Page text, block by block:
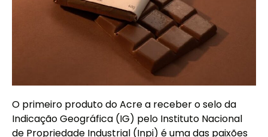
O primeiro produto do Acre a receber o selo da
Indicação Geográfica (IG) pelo Instituto Nacional
de Propriedade Industrial (Inpi) é uma das paixões